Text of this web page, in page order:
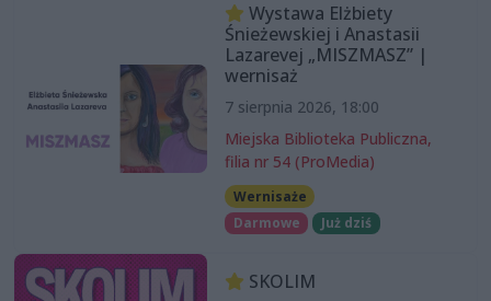
Wystawa Elżbiety
Śnieżewskiej i Anastasii
Lazarevej „MISZMASZ” |
wernisaż
7 sierpnia 2026, 18:00
Miejska Biblioteka Publiczna,
filia nr 54 (ProMedia)
Wernisaże
Darmowe
Już dziś
SKOLIM